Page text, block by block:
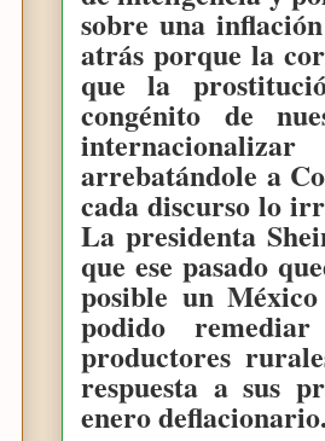
sobre una
atrás porque la
que la
congénito de
arrebatándole a
cada discurso lo
La presidenta
que ese pasado
posible un
podido
productores
respuesta a sus
enero